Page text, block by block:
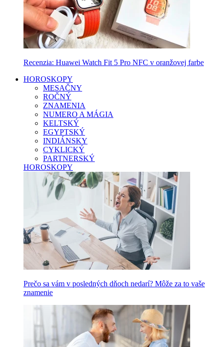
Recenzia: Huawei Watch Fit 5 Pro NFC v oranžovej farbe
HOROSKOPY
MESAČNY
ROČNÝ
ZNAMENIA
NUMERO A MÁGIA
KELTSKÝ
EGYPTSKÝ
INDIÁNSKY
CYKLICKÝ
PARTNERSKÝ
HOROSKOPY
Prečo sa vám v posledných dňoch nedarí? Môže za to vaše
znamenie